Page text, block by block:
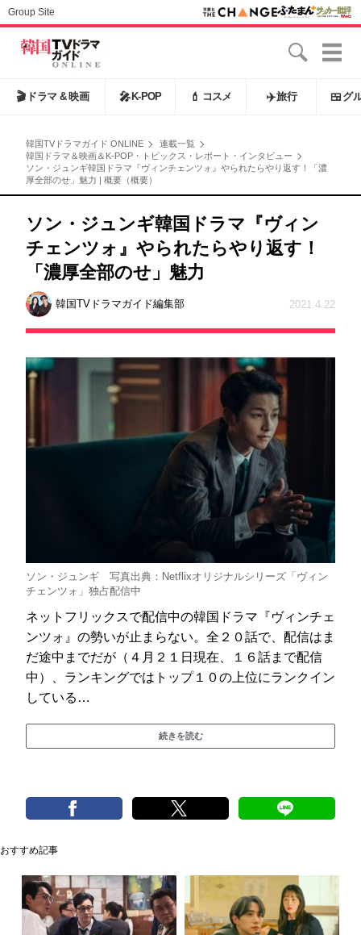
Group Site
🎬 ドラマ & 映画 🎤 K-POP 💄 コスメ ✈️旅行 🍱 グ
韓国TVドラマガイド ONLINE
連載一覧
韓国ドラマ＆映画＆K-POP・トピックス・レポート・インタビュー
ソン・ジュンギ韓国ドラマ『ヴィンチェンツォ』やられたらやり返す！「濃
厚全部のせ」魅力 | 概要（概要）
ソン・ジュンギ韓国ドラマ『ヴィン
チェンツォ』やられたらやり返す！
「濃厚全部のせ」魅力
韓国TVドラマガイド編集部 2021.4.22
ソン・ジュンギ 写真出典：Netflixオリジナルシリーズ「ヴィン
チェンツォ」独占配信中
ネットフリックスで配信中の韓国ドラマ『ヴィンチェ
ンツォ』の勢いが止まらない。全２０話で、配信はま
だ途中までだが（４月２１日現在、１６話まで配信
中）、ランキングではトップ１０の上位にランクイン
している…
続きを読む
おすすめ記事